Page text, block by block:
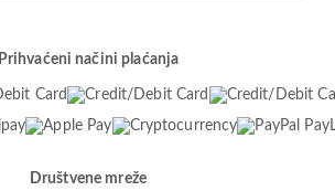
Prihvaćeni načini plaćanja
Društvene mreže